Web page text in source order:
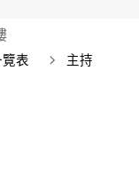
表
主持